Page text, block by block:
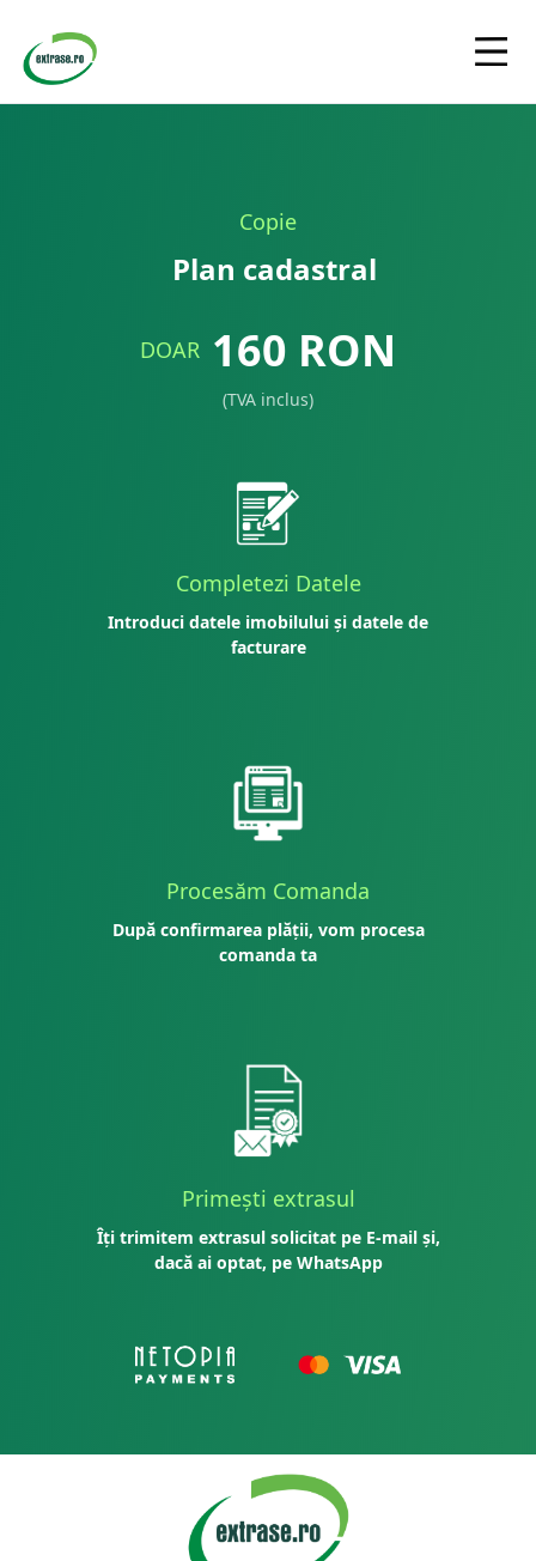
Copie
Plan cadastral
DOAR 160 RON
(TVA inclus)
Completezi Datele
Introduci datele imobilului și datele de
facturare
Procesăm Comanda
După confirmarea plății, vom procesa
comanda ta
Primești extrasul
Îți trimitem extrasul solicitat pe E-mail și,
dacă ai optat, pe WhatsApp